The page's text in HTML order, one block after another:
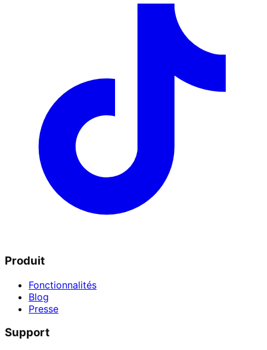
Produit
Fonctionnalités
Blog
Presse
Support